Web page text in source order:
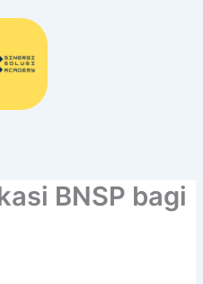
BNSP bagi